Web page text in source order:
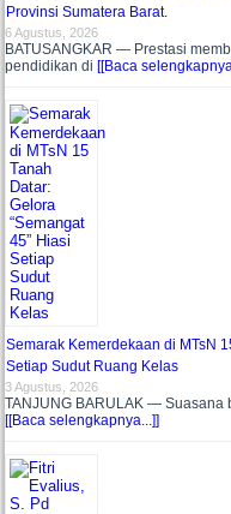
Provinsi Sumatera Barat.
6 Agustus, 2026
BATUSANGKAR — Prestasi
pendidikan di[[Baca
Semarak Kemerdekaan di MTsN
Setiap Sudut Ruang Kelas
3 Agustus, 2026
TANJUNG BARULAK — Suasana
[[Baca selengkapnya...]]